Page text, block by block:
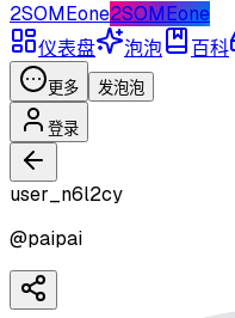
2SOMEone2SOMEone
仪表盘
泡泡 百科
更多 发泡泡
登录
user_n6l2cy
@paipai